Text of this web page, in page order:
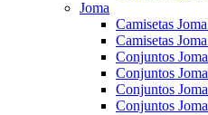
Joma
Camisetas
Camisetas
Conjuntos
Conjuntos
Conjuntos
Conjuntos